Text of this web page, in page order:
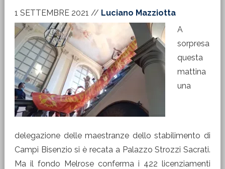
1 SETTEMBRE 2021 // Luciano Mazziotta
A
sorpresa
questa
mattina
una
delegazione delle maestranze dello stabilimento di
Campi Bisenzio si è recata a Palazzo Strozzi Sacrati.
Ma il fondo Melrose conferma i 422 licenziamenti